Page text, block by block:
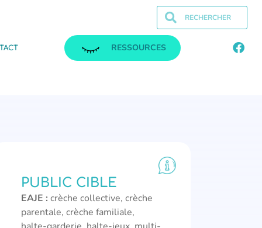
RESSOURCES
PUBLIC CIBLE
EAJE : crèche collective, crèche
parentale, crèche familiale,